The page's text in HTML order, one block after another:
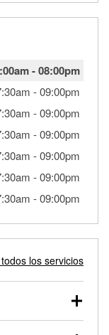
-08:00pm
-09:00pm
-09:00pm
-09:00pm
-09:00pm
-09:00pm
-09:00pm
los servicios